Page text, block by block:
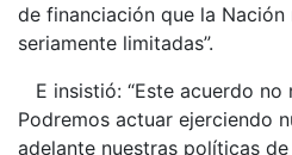
de financiación que la Nación
seriamente limitadas”.
E insistió: “Este acuerdo no
Podremos actuar ejerciendo
adelante nuestras políticas